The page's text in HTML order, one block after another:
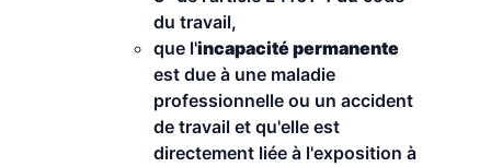
du travail,
que l'incapacité permanente
est due à une maladie
professionnelle ou un accident
de travail et qu'elle est
directement liée à l'exposition à